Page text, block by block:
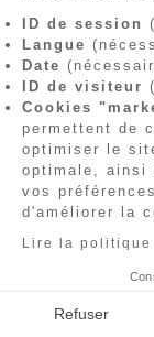
ID de session
Langue
Date
ID de visiteur
Cookies
permettent de
optimiser le
optimale, ainsi
vos
d'améliorer la
Lire la
Refuser